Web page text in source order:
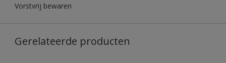
Vorstvrij bewaren
Gerelateerde producten